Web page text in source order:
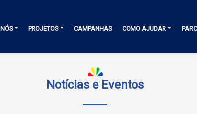
PROJETOS CAMPANHAS COMO AJUDAR
Notícias e Eventos